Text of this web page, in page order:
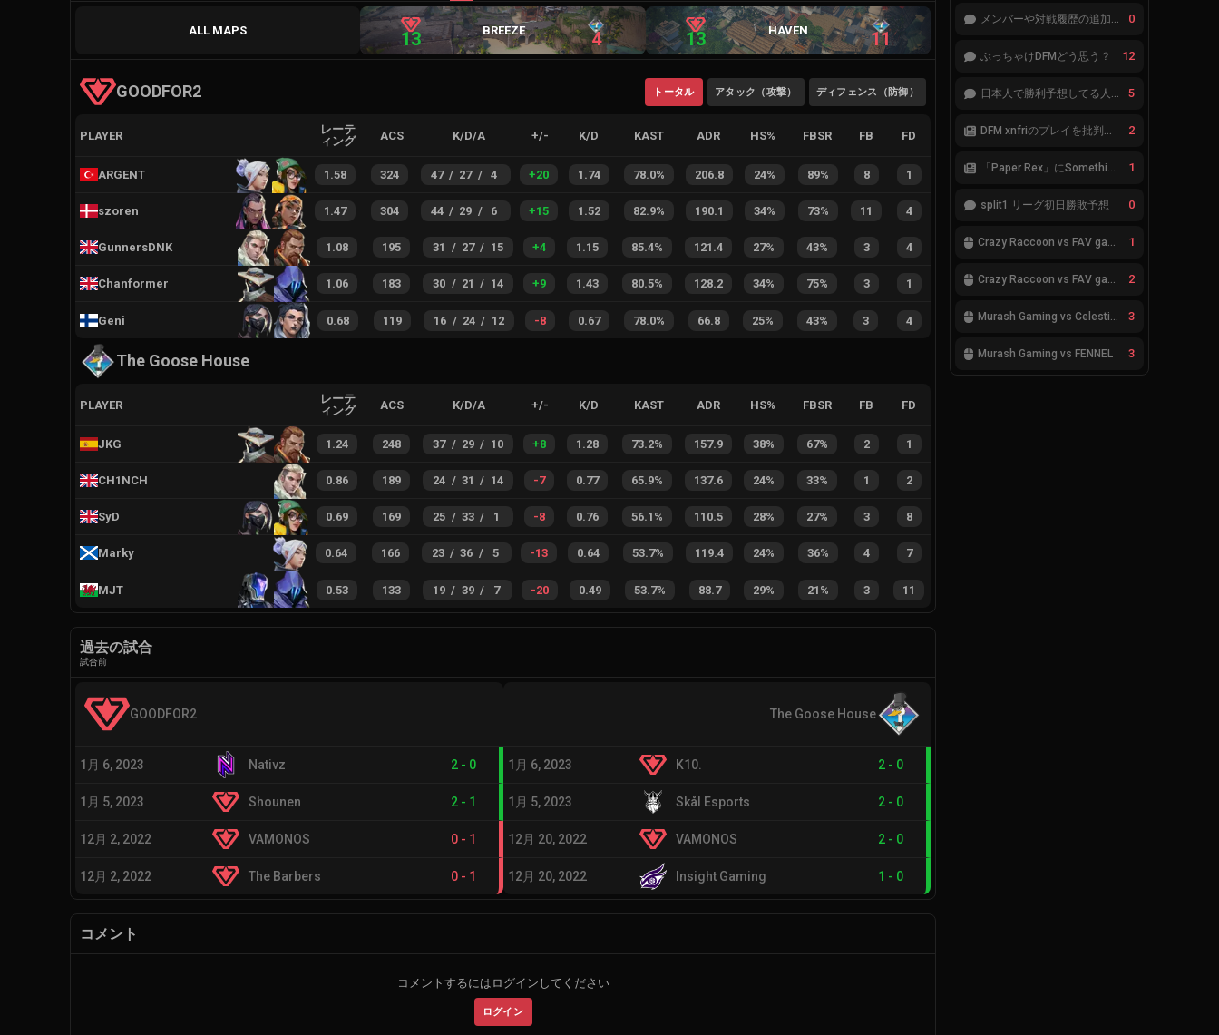
ALL MAPS 13 BREEZE 4 13 HAVEN 11
GOODFOR2 トータル アタック（攻撃） ディフェンス（防御）
PLAYER
レーテ
ィング
ACS K/D/A +/- K/D KAST ADR HS% FBSR FB FD
ARGENT 1.58 324 47 / 27 / 4 +20 1.74 78.0% 206.8 24% 89% 8 1
szoren 1.47 304 44 / 29 / 6 +15 1.52 82.9% 190.1 34% 73% 11 4
GunnersDNK 1.08 195 31 / 27 / 15 +4 1.15 85.4% 121.4 27% 43% 3 4
Chanformer 1.06 183 30 / 21 / 14 +9 1.43 80.5% 128.2 34% 75% 3 1
Geni 0.68 119 16 / 24 / 12 -8 0.67 78.0% 66.8 25% 43% 3 4
The Goose House
PLAYER
レーテ
ィング
ACS K/D/A +/- K/D KAST ADR HS% FBSR FB FD
JKG 1.24 248 37 / 29 / 10 +8 1.28 73.2% 157.9 38% 67% 2 1
CH1NCH 0.86 189 24 / 31 / 14 -7 0.77 65.9% 137.6 24% 33% 1 2
SyD 0.69 169 25 / 33 / 1 -8 0.76 56.1% 110.5 28% 27% 3 8
Marky 0.64 166 23 / 36 / 5 -13 0.64 53.7% 119.4 24% 36% 4 7
MJT 0.53 133 19 / 39 / 7 -20 0.49 53.7% 88.7 29% 21% 3 11
過去の試合
試合前
GOODFOR2
1月 6, 2023 Nativz 2 - 0
1月 5, 2023 Shounen 2 - 1
12月 2, 2022 VAMONOS 0 - 1
12月 2, 2022 The Barbers 0 - 1
The Goose House
1月 6, 2023 K10. 2 - 0
1月 5, 2023 Skål Esports 2 - 0
12月 20, 2022 VAMONOS 2 - 0
12月 20, 2022 Insight Gaming 1 - 0
コメント
コメントするにはログインしてください
ログイン
メンバーや対戦履歴の追加が必要です。 0
ぶっちゃけDFMどう思う？ 12
日本人で勝利予想してる人集合 5
DFM xnfriのプレイを批判したアナリストにFnatic Boasterが反応「DFMは仕組みの強化が必要なだけ」 2
「Paper Rex」にSomethingが加入 1
split1 リーグ初日勝敗予想 0
Crazy Raccoon vs FAV gaming 1
Crazy Raccoon vs FAV gaming 2
Murash Gaming vs Celestials 3
Murash Gaming vs FENNEL 3